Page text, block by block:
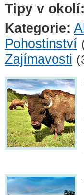
Tipy v okolí:
Kategorie:
Pohostinství
Zajímavosti